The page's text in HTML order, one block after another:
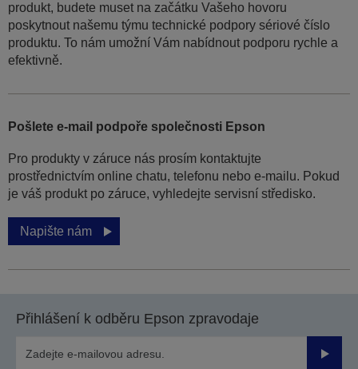
produkt, budete muset na začátku Vašeho hovoru
poskytnout našemu týmu technické podpory sériové číslo
produktu. To nám umožní Vám nabídnout podporu rychle a
efektivně.
Pošlete e-mail podpoře společnosti Epson
Pro produkty v záruce nás prosím kontaktujte
prostřednictvím online chatu, telefonu nebo e-mailu. Pokud
je váš produkt po záruce, vyhledejte servisní středisko.
Napište nám
Přihlášení k odběru Epson zpravodaje